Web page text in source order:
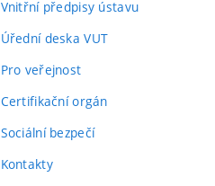
Vnitřní předpisy ústavu
Úřední deska VUT
Pro veřejnost
Certifikační orgán
Sociální bezpečí
Kontakty